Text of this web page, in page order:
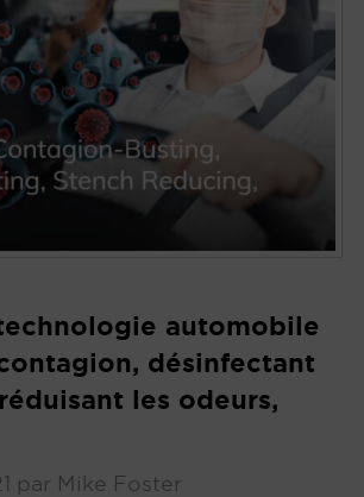
automobile
désinfectant
les odeurs,
par Mike Foster